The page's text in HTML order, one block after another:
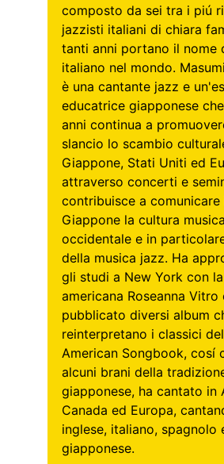
composto da sei tra i piú
jazzisti italiani di chiara
tanti anni portano il nome
italiano nel mondo.
è una cantante jazz e
educatrice giapponese
anni continua a
slancio lo scambio
Giappone, Stati Uniti ed
attraverso concerti e
contribuisce a comunicare
Giappone la cultura
occidentale e in
della musica jazz. Ha
gli studi a New York con
americana Roseanna Vitro
pubblicato diversi album
reinterpretano i classici
American Songbook, cosí
alcuni brani della
giapponese, ha cantato in
Canada ed Europa,
inglese, italiano, spagnolo
giapponese.